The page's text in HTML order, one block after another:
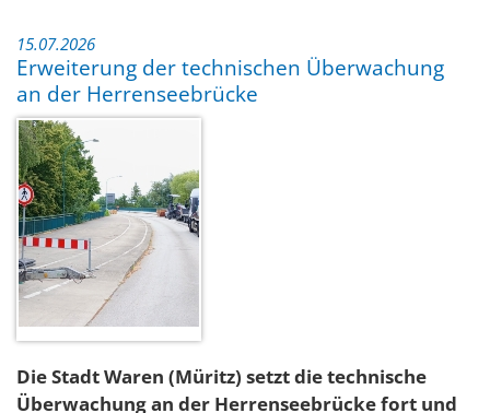
15.07.2026
Erweiterung der technischen Überwachung
an der Herrenseebrücke
Die Stadt Waren (Müritz) setzt die technische
Überwachung an der Herrenseebrücke fort und